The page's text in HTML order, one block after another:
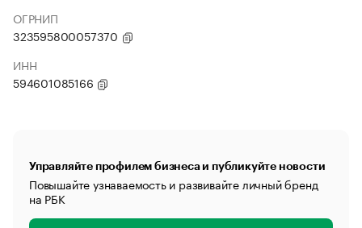
ОГРНИП
323595800057370
ИНН
594601085166
Управляйте профилем бизнеса и публикуйте новости
Повышайте узнаваемость и развивайте личный бренд
на РБК